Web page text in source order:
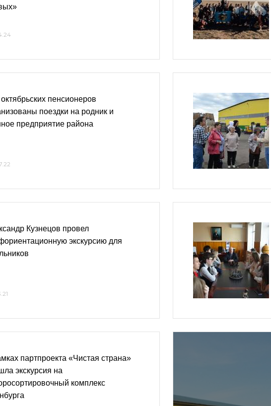
пенсионеров
поездки на родник и
предприятие района
Кузнецов провел
экскурсию для
партпроекта «Чистая страна»
экскурсия на
комплекс